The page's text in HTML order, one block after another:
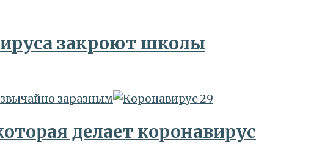
закроют школы
заразным
делает коронавирус